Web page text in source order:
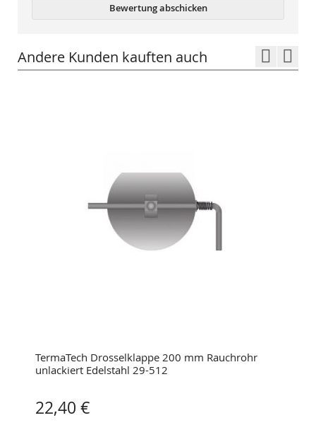
Bewertung abschicken
Andere Kunden kauften auch
TermaTech Drosselklappe 200 mm Rauchrohr
unlackiert Edelstahl 29-512
22,40 €